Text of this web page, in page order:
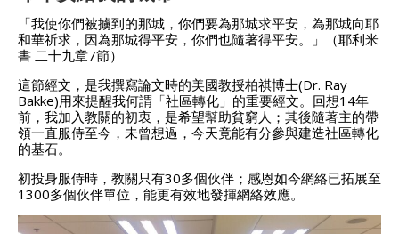
「我使你們被擄到的那城，你們要為那城求平安，為那城向耶
和華祈求，因為那城得平安，你們也隨著得平安。」（耶利米
書 二十九章7節）
這節經文，是我撰寫論文時的美國教授柏祺博士(Dr. Ray
Bakke)用來提醒我何謂「社區轉化」的重要經文。回想14年
前，我加入教關的初衷，是希望幫助貧窮人；其後隨著主的帶
領一直服侍至今，未曾想過，今天竟能有分參與建造社區轉化
的基石。
初投身服侍時，教關只有30多個伙伴；感恩如今網絡已拓展至
1300多個伙伴單位，能更有效地發揮網絡效應。